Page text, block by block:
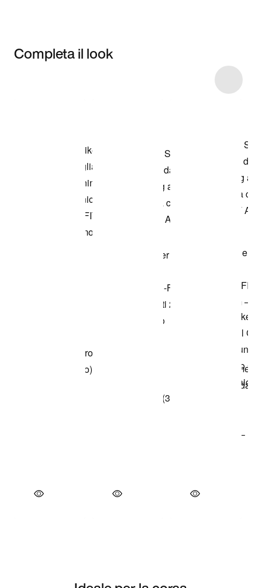
Completa il look